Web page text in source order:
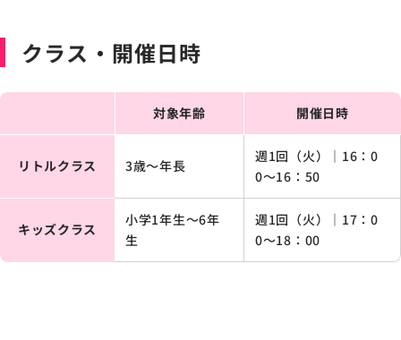
クラス・開催日時
対象年齢 開催日時
リトルクラス 3歳〜年長
週1回（火）｜ 16：0
0〜16：50
キッズクラス
小学1年生〜6年
生
週1回（火）｜ 17：0
0〜18：00